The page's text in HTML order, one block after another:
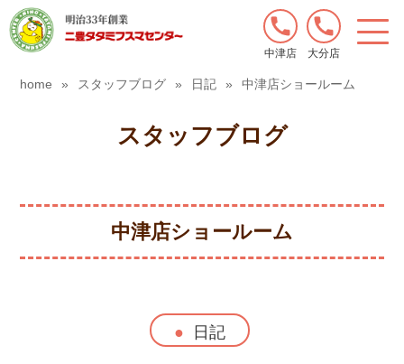
中津店 大分店
home » スタッフブログ » 日記 » 中津店ショールーム
スタッフブログ
中津店ショールーム
日記